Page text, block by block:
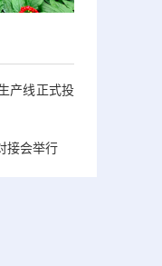
产线正式投
接会举行